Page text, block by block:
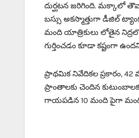
దుర్ఘటన జరిగింది. మక్కాలో
బస్సు అకస్మాత్తుగా డీజిల్
మంది యాత్రికులు లోతైన
గుర్తించడం కూడా కష్టంగా
ప్రాథమిక నివేదికల ప్రకారం,
ప్రాంతాలకు చెందిన
గాయపడిన 10 మంది పైగా మంది